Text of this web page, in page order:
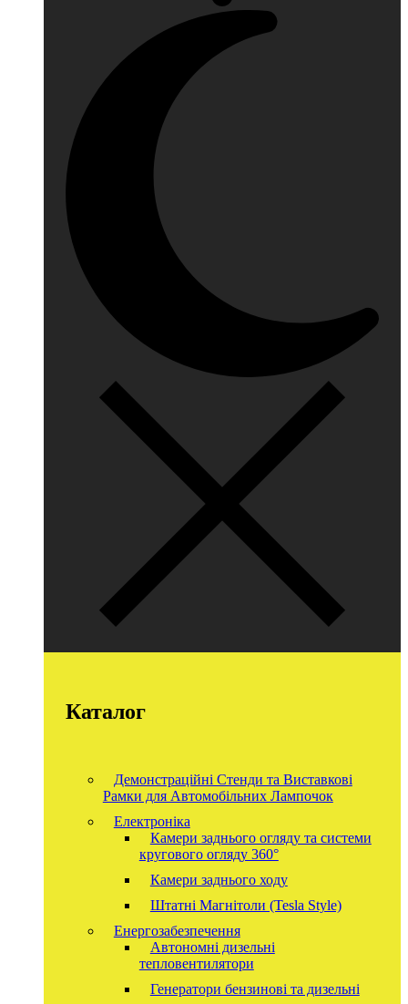
Каталог
Демонстраційні Стенди та Виставкові
Рамки для Автомобільних Лампочок
Електроніка
Камери заднього огляду та системи
кругового огляду 360°
Камери заднього ходу
Штатні Магнітоли (Tesla Style)
Енергозабезпечення
Автономні дизельні
тепловентилятори
Генератори бензинові та дизельні